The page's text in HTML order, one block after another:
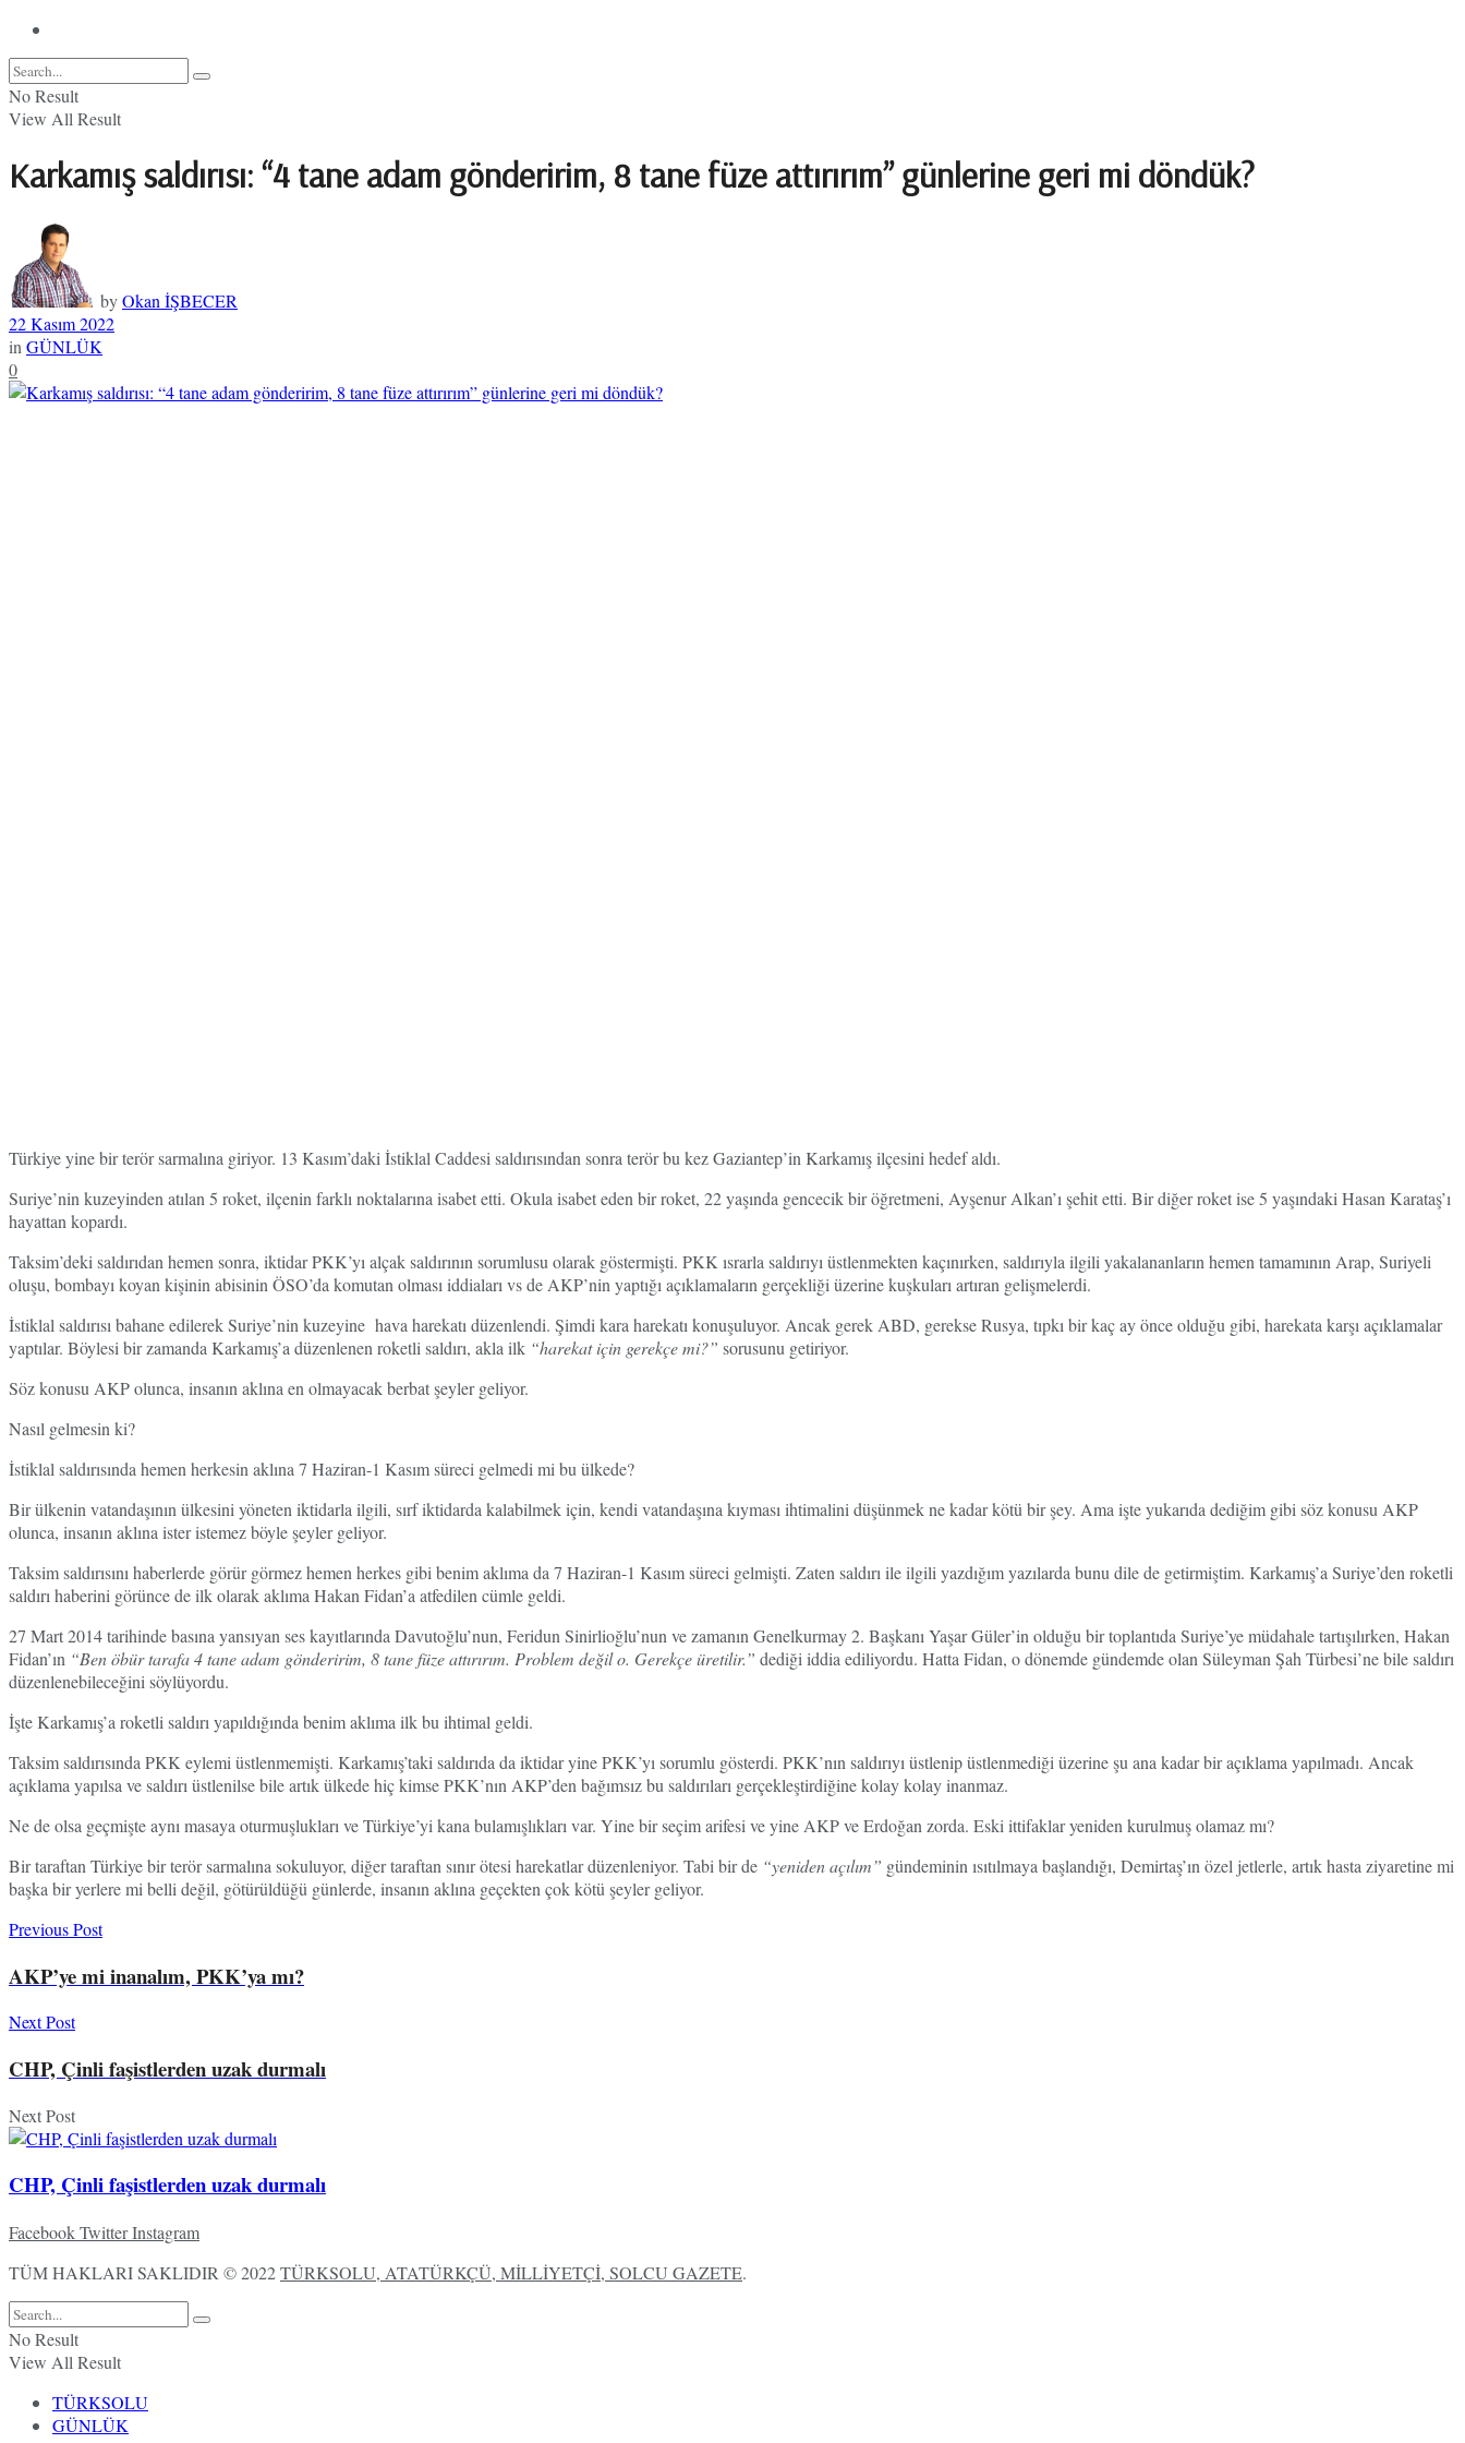
No Result
View All Result
Karkamış saldırısı: “4 tane adam gönderirim, 8 tane füze attırırım” günlerine geri mi döndük?
byOkan İŞBECER
22 Kasım 2022
in GÜNLÜK
0
Türkiye yine bir terör sarmalına giriyor. 13 Kasım’daki İstiklal Caddesi saldırısından sonra terör bu kez Gaziantep’in Karkamış ilçesini hedef aldı.
Suriye’nin kuzeyinden atılan 5 roket, ilçenin farklı noktalarına isabet etti. Okula isabet eden bir roket, 22 yaşında gencecik bir öğretmeni, Ayşenur Alkan’ı şehit etti. Bir diğer roket ise 5 yaşındaki Hasan Karataş’ı
hayattan kopardı.
Taksim’deki saldırıdan hemen sonra, iktidar PKK’yı alçak saldırının sorumlusu olarak göstermişti. PKK ısrarla saldırıyı üstlenmekten kaçınırken, saldırıyla ilgili yakalananların hemen tamamının Arap, Suriyeli
oluşu, bombayı koyan kişinin abisinin ÖSO’da komutan olması iddiaları vs de AKP’nin yaptığı açıklamaların gerçekliği üzerine kuşkuları artıran gelişmelerdi.
İstiklal saldırısı bahane edilerek Suriye’nin kuzeyine hava harekatı düzenlendi. Şimdi kara harekatı konuşuluyor. Ancak gerek ABD, gerekse Rusya, tıpkı bir kaç ay önce olduğu gibi, harekata karşı açıklamalar
yaptılar. Böylesi bir zamanda Karkamış’a düzenlenen roketli saldırı, akla ilk “harekat için gerekçe mi?” sorusunu getiriyor.
Söz konusu AKP olunca, insanın aklına en olmayacak berbat şeyler geliyor.
Nasıl gelmesin ki?
İstiklal saldırısında hemen herkesin aklına 7 Haziran-1 Kasım süreci gelmedi mi bu ülkede?
Bir ülkenin vatandaşının ülkesini yöneten iktidarla ilgili, sırf iktidarda kalabilmek için, kendi vatandaşına kıyması ihtimalini düşünmek ne kadar kötü bir şey. Ama işte yukarıda dediğim gibi söz konusu AKP
olunca, insanın aklına ister istemez böyle şeyler geliyor.
Taksim saldırısını haberlerde görür görmez hemen herkes gibi benim aklıma da 7 Haziran-1 Kasım süreci gelmişti. Zaten saldırı ile ilgili yazdığım yazılarda bunu dile de getirmiştim. Karkamış’a Suriye’den roketli
saldırı haberini görünce de ilk olarak aklıma Hakan Fidan’a atfedilen cümle geldi.
27 Mart 2014 tarihinde basına yansıyan ses kayıtlarında Davutoğlu’nun, Feridun Sinirlioğlu’nun ve zamanın Genelkurmay 2. Başkanı Yaşar Güler’in olduğu bir toplantıda Suriye’ye müdahale tartışılırken, Hakan
Fidan’ın “Ben öbür tarafa 4 tane adam gönderirim, 8 tane füze attırırım. Problem değil o. Gerekçe üretilir.” dediği iddia ediliyordu. Hatta Fidan, o dönemde gündemde olan Süleyman Şah Türbesi’ne bile saldırı
düzenlenebileceğini söylüyordu.
İşte Karkamış’a roketli saldırı yapıldığında benim aklıma ilk bu ihtimal geldi.
Taksim saldırısında PKK eylemi üstlenmemişti. Karkamış’taki saldırıda da iktidar yine PKK’yı sorumlu gösterdi. PKK’nın saldırıyı üstlenip üstlenmediği üzerine şu ana kadar bir açıklama yapılmadı. Ancak
açıklama yapılsa ve saldırı üstlenilse bile artık ülkede hiç kimse PKK’nın AKP’den bağımsız bu saldırıları gerçekleştirdiğine kolay kolay inanmaz.
Ne de olsa geçmişte aynı masaya oturmuşlukları ve Türkiye’yi kana bulamışlıkları var. Yine bir seçim arifesi ve yine AKP ve Erdoğan zorda. Eski ittifaklar yeniden kurulmuş olamaz mı?
Bir taraftan Türkiye bir terör sarmalına sokuluyor, diğer taraftan sınır ötesi harekatlar düzenleniyor. Tabi bir de “yeniden açılım” gündeminin ısıtılmaya başlandığı, Demirtaş’ın özel jetlerle, artık hasta ziyaretine mi
başka bir yerlere mi belli değil, götürüldüğü günlerde, insanın aklına geçekten çok kötü şeyler geliyor.
Previous Post
AKP’ye mi inanalım, PKK’ya mı?
Next Post
CHP, Çinli faşistlerden uzak durmalı
Next Post
CHP, Çinli faşistlerden uzak durmalı
FacebookTwitterInstagram
TÜM HAKLARI SAKLIDIR © 2022TÜRKSOLU, ATATÜRKÇÜ, MİLLİYETÇİ, SOLCU GAZETE.
No Result
View All Result
TÜRKSOLU
GÜNLÜK